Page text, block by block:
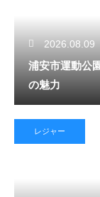
2026.08.09
浦安市運動公
の魅力
レジャー